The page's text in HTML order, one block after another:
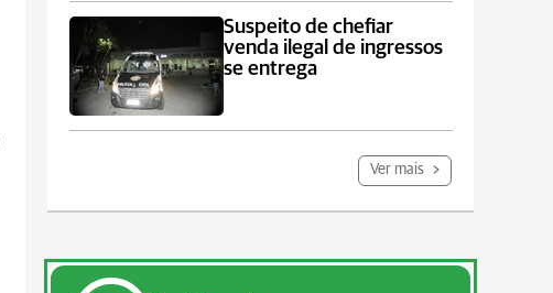
Suspeito de chefiar
venda ilegal de ingressos
se entrega
Ver mais